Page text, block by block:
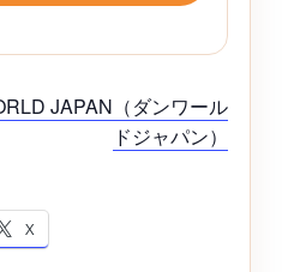
JAPAN（ダンワール
ドジャパン）
X